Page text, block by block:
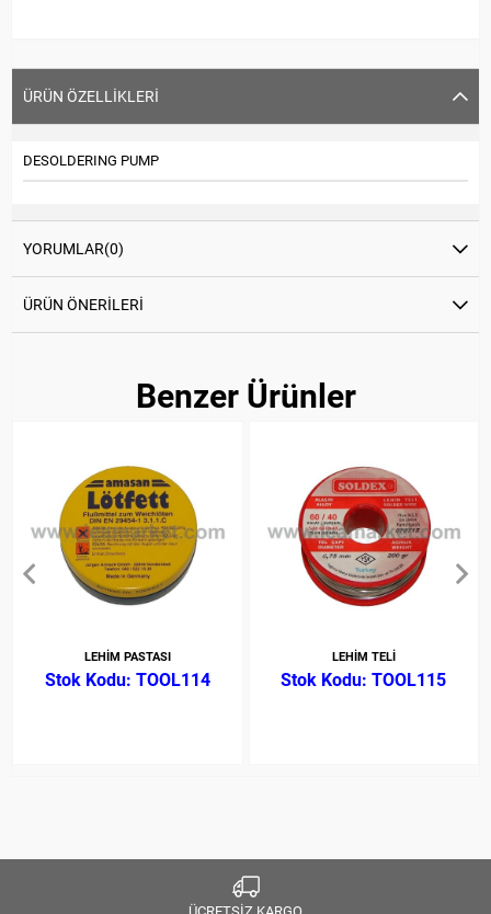
ÜRÜN ÖZELLIKLERI
DESOLDERING PUMP
YORUMLAR(0)
ÜRÜN ÖNERILERI
Benzer Ürünler
LEHİM PASTASI
TOOL114
LEHİM TELİ
TOOL115